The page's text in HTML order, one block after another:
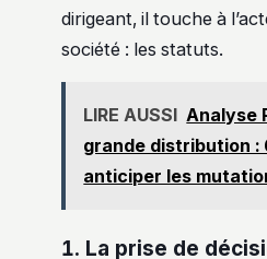
dirigeant, il touche à
société : les statuts.
LIRE AUSSI Analyse
grande distribution :
anticiper les
1. La prise de